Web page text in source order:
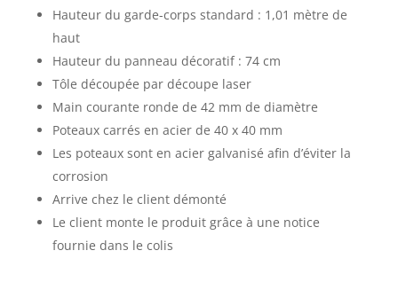
Hauteur du garde-corps standard : 1,01 mètre de
haut
Hauteur du panneau décoratif : 74 cm
Tôle découpée par découpe laser
Main courante ronde de 42 mm de diamètre
Poteaux carrés en acier de 40 x 40 mm
Les poteaux sont en acier galvanisé afin d’éviter la
corrosion
Arrive chez le client démonté
Le client monte le produit grâce à une notice
fournie dans le colis